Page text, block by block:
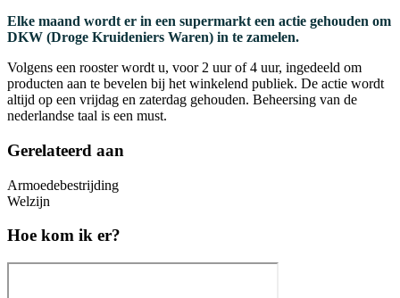
Elke maand wordt er in een supermarkt een actie gehouden om
DKW (Droge Kruideniers Waren) in te zamelen.
Volgens een rooster wordt u, voor 2 uur of 4 uur, ingedeeld om
producten aan te bevelen bij het winkelend publiek. De actie wordt
altijd op een vrijdag en zaterdag gehouden. Beheersing van de
nederlandse taal is een must.
Gerelateerd aan
Armoedebestrijding
Welzijn
Hoe kom ik er?